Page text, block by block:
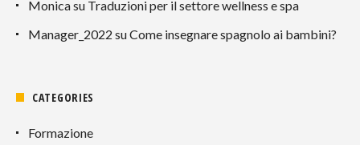
Monicasu Traduzioni per il settore wellness e spa
Manager_2022 suCome insegnare spagnolo ai bambini?
CATEGORIES
Formazione